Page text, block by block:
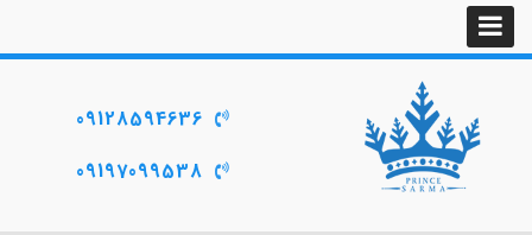
09128594636
09197099538